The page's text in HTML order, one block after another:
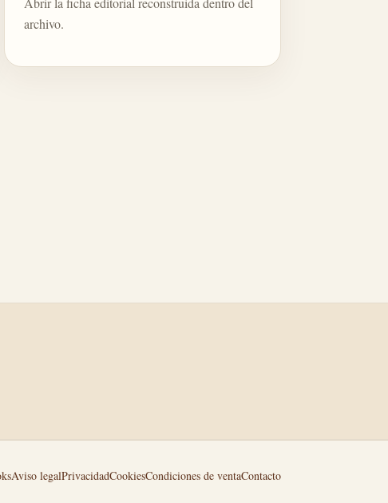
archivo.
Aviso legalPrivacidadCookiesCondiciones de ventaContacto